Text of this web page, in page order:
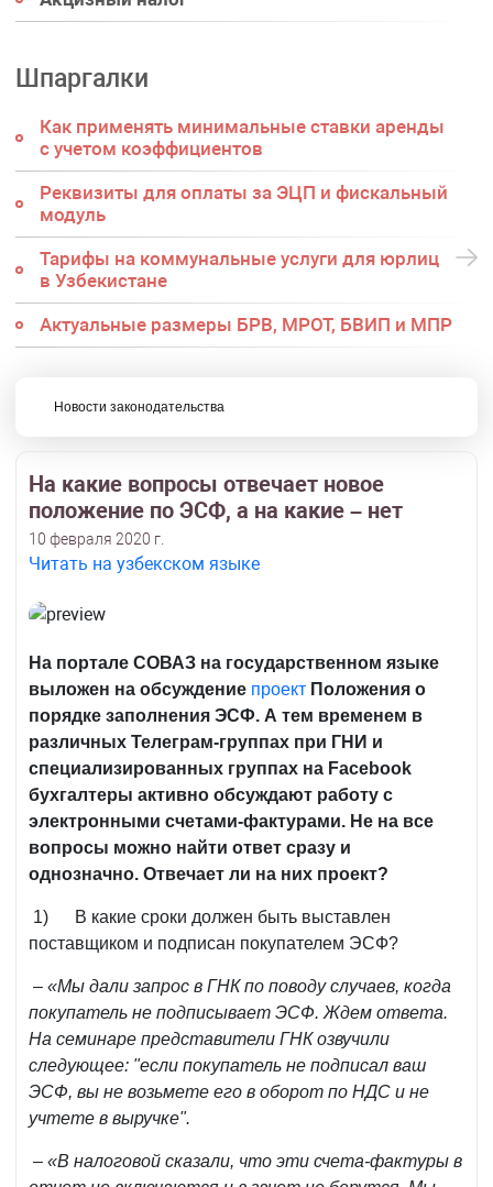
Шпаргалки
Как применять минимальные ставки аренды
с учетом коэффициентов
Реквизиты для оплаты за ЭЦП и фискальный
модуль
Тарифы на коммунальные услуги для юрлиц
в Узбекистане
Актуальные размеры БРВ, МРОТ, БВИП и МПР
Новости законодательства
На какие вопросы отвечает новое
положение по ЭСФ, а на какие – нет
10 февраля 2020 г.
Читать на узбекском языке
На портале СОВАЗ на государственном языке
выложен на обсуждение проект Положения о
порядке заполнения ЭСФ. А тем временем в
различных Телеграм-группах при ГНИ и
специализированных группах на Facebook
бухгалтеры активно обсуждают работу с
электронными счетами-фактурами. Не на все
вопросы можно найти ответ сразу и
однозначно. Отвечает ли на них проект?
1) В какие сроки должен быть выставлен
поставщиком и подписан покупателем ЭСФ?
– «Мы дали запрос в ГНК по поводу случаев, когда
покупатель не подписывает ЭСФ. Ждем ответа.
На семинаре представители ГНК озвучили
следующее: "если покупатель не подписал ваш
ЭСФ, вы не возьмете его в оборот по НДС и не
учтете в выручке".
– «В налоговой сказали, что эти счета-фактуры в